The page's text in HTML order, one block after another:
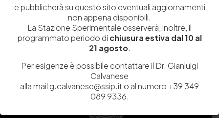
MIUR000290_EIRI
Euro9.690.240,00
stazionesperimentaleindustriapelli@legalmail.it
Sede legaleVia Campi Flegrei, 34 – 80078 Pozzuoli (NA) – Tel. +39
e pubblicherà su questo sito eventuali aggiornamenti
non appena disponibili.
La Stazione Sperimentale osserverà, inoltre, il
programmato periodo di chiusura estiva dal 10 al
21 agosto.
Per esigenze è possibile contattare il Dr. Gianluigi
Calvanese
alla mail g.calvanese@ssip.it o al numero +39 349
089 9336.